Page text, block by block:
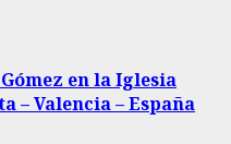
en la Iglesia
– Valencia – España